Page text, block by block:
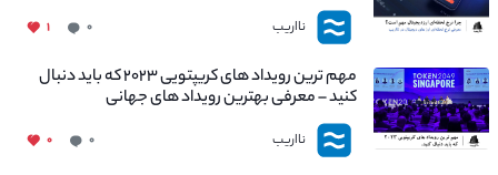
نااریب ۰ ۱
مهم ترین رویداد های کریپتویی ۲۰۲۳ که باید دنبال
کنید – معرفی بهترین رویداد های جهانی
نااریب ۰ ۰